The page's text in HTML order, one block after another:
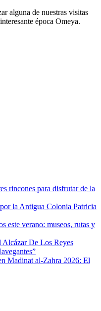
alguna de nuestras visitas
época Omeya.
rincones para disfrutar de la
la Antigua Colonia Patricia
este verano: museos, rutas y
De Los Reyes
Madinat al-Zahra 2026: El